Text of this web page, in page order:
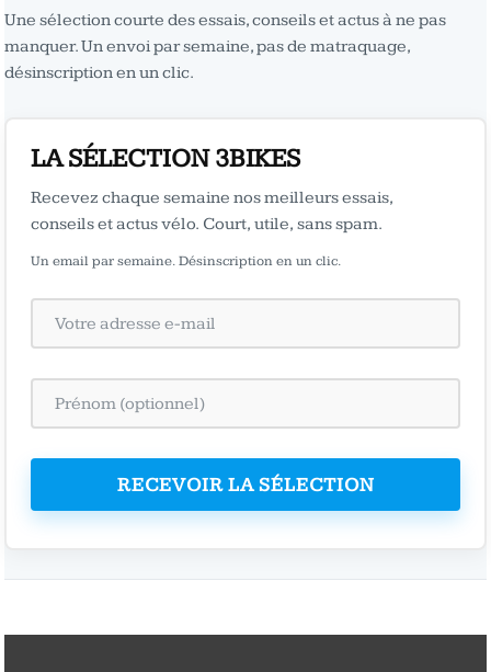
Une sélection courte des essais, conseils et actus à ne pas
manquer. Un envoi par semaine, pas de matraquage,
désinscription en un clic.
LA SÉLECTION 3BIKES
Recevez chaque semaine nos meilleurs essais,
conseils et actus vélo. Court, utile, sans spam.
Un email par semaine. Désinscription en un clic.
RECEVOIR LA SÉLECTION